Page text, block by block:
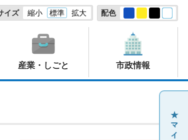
イズ 縮小 標準 拡大 配色
産業・しごと 市政情報